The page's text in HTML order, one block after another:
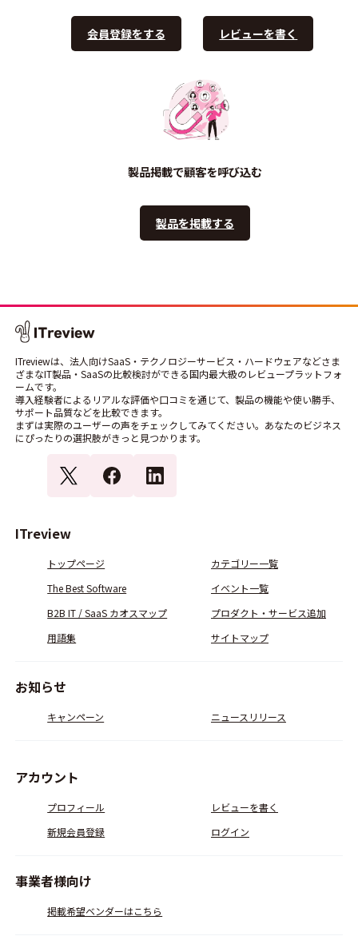
会員登録をする レビューを書く
製品掲載で顧客を呼び込む
製品を掲載する
ITreviewは、法人向けSaaS・テクノロジーサービス・ハードウェアなどさま
ざまなIT製品・SaaSの比較検討ができる国内最大級のレビュープラットフォ
ームです。
導入経験者によるリアルな評価や口コミを通じて、製品の機能や使い勝手、
サポート品質などを比較できます。
まずは実際のユーザーの声をチェックしてみてください。あなたのビジネス
にぴったりの選択肢がきっと見つかります。
ITreview
トップページ
カテゴリー一覧
The Best Software
イベント一覧
B2B IT / SaaS カオスマップ
プロダクト・サービス追加
用語集
サイトマップ
お知らせ
キャンペーン ニュースリリース
アカウント
プロフィール
レビューを書く
新規会員登録
ログイン
事業者様向け
掲載希望ベンダーはこちら